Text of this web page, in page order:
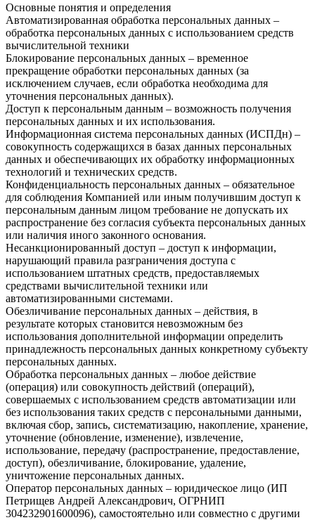
Основные понятия и определения
Автоматизированная обработка персональных данных –
обработка персональных данных с использованием средств
вычислительной техники
Блокирование персональных данных – временное
прекращение обработки персональных данных (за
исключением случаев, если обработка необходима для
уточнения персональных данных).
Доступ к персональным данным – возможность получения
персональных данных и их использования.
Информационная система персональных данных (ИСПДн) –
совокупность содержащихся в базах данных персональных
данных и обеспечивающих их обработку информационных
технологий и технических средств.
Конфиденциальность персональных данных – обязательное
для соблюдения Компанией или иным получившим доступ к
персональным данным лицом требование не допускать их
распространение без согласия субъекта персональных данных
или наличия иного законного основания.
Несанкционированный доступ – доступ к информации,
нарушающий правила разграничения доступа с
использованием штатных средств, предоставляемых
средствами вычислительной техники или
автоматизированными системами.
Обезличивание персональных данных – действия, в
результате которых становится невозможным без
использования дополнительной информации определить
принадлежность персональных данных конкретному субъекту
персональных данных.
Обработка персональных данных – любое действие
(операция) или совокупность действий (операций),
совершаемых с использованием средств автоматизации или
без использования таких средств с персональными данными,
включая сбор, запись, систематизацию, накопление, хранение,
уточнение (обновление, изменение), извлечение,
использование, передачу (распространение, предоставление,
доступ), обезличивание, блокирование, удаление,
уничтожение персональных данных.
Оператор персональных данных – юридическое лицо (ИП
Петрищев Андрей Александрович, ОГРНИП
304232901600096), самостоятельно или совместно с другими